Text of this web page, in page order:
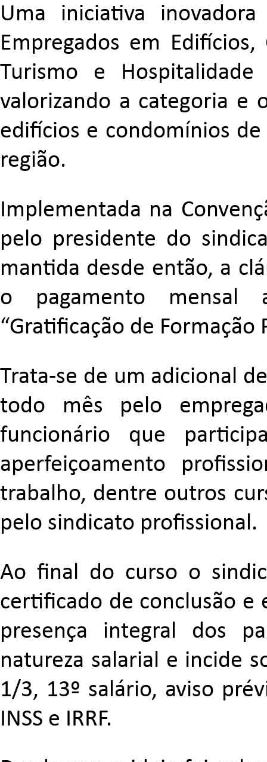
Uma iniciativa inovadora
Empregados em
Turismo e
valorizando a categoria e
edifícios e condomínios
região.
Implementada na
pelo presidente do
mantida desde então, a
o pagamento mensal
“Gratificação de Formação
Trata-se de um adicional
todo mês pelo
funcionário que
aperfeiçoamento
trabalho, dentre outros
pelo sindicato profissional.
Ao final do curso o
certificado de conclusão e
presença integral dos
natureza salarial e incide
1/3, 13º salário, aviso
INSS e IRRF.